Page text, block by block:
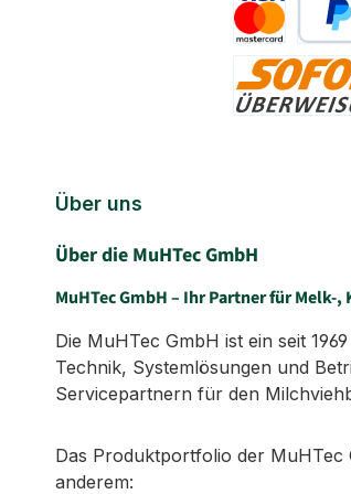
PayPal
Kreditkarte
Über uns
Über die MuHTec GmbH
MuHTec GmbH – Ihr Partner für
Die MuHTec GmbH ist ein seit
Technik, Systemlösungen und
Servicepartnern für den
Das Produktportfolio der MuHTec
anderem: